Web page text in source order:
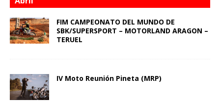
FIM CAMPEONATO DEL MUNDO DE
SBK/SUPERSPORT – MOTORLAND ARAGON –
TERUEL
IV Moto Reunión Pineta (MRP)